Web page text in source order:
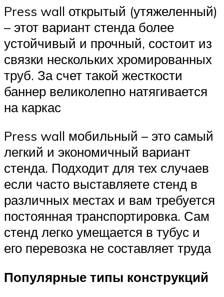
Press wall открытый (утяжеленный)
– этот вариант стенда более
устойчивый и прочный, состоит из
связки нескольких хромированных
труб. За счет такой жесткости
баннер великолепно натягивается
на каркас
Press wall мобильный – это самый
легкий и экономичный вариант
стенда. Подходит для тех случаев
если часто выставляете стенд в
различных местах и вам требуется
постоянная транспортировка. Сам
стенд легко умещается в тубус и
его перевозка не составляет труда
Популярные типы конструкций